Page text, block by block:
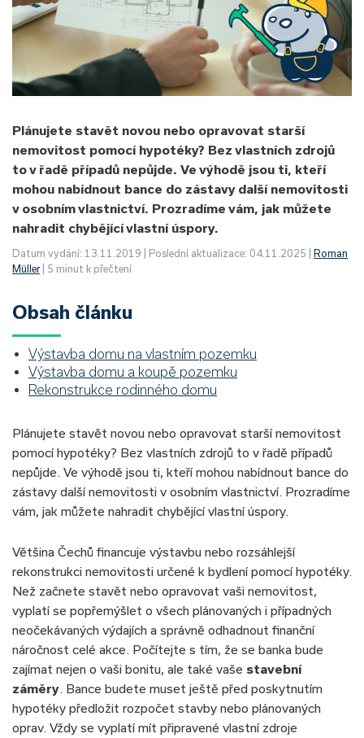
Plánujete stavět novou nebo opravovat starší
nemovitost pomocí hypotéky? Bez vlastních zdrojů
to v řadě případů nepůjde. Ve výhodě jsou ti, kteří
mohou nabídnout bance do zástavy další nemovitosti
v osobním vlastnictví. Prozradíme vám, jak můžete
nahradit chybějící vlastní úspory.
Datum vydání: 13.11.2019 | Poslední aktualizace: 04.11.2025 | Roman
Müller| 5 minut k přečtení
Obsah článku
Výstavba domu na vlastním pozemku
Výstavba domu a koupě pozemku
Rekonstrukce rodinného domu
Plánujete stavět novou nebo opravovat starší nemovitost
pomocí hypotéky? Bez vlastních zdrojů to v řadě případů
nepůjde. Ve výhodě jsou ti, kteří mohou nabídnout bance do
zástavy další nemovitosti v osobním vlastnictví. Prozradíme
vám, jak můžete nahradit chybějící vlastní úspory.
Většina Čechů financuje výstavbu nebo rozsáhlejší
rekonstrukci nemovitosti určené k bydlení pomocí hypotéky.
Než začnete stavět nebo opravovat vaši nemovitost,
vyplatí se popřemýšlet o všech plánovaných i případných
neočekávaných výdajích a správně odhadnout finanční
náročnost celé akce. Počítejte s tím, že se banka bude
zajímat nejen o vaši bonitu, ale také vaše stavební
záměry. Bance budete muset ještě před poskytnutím
hypotéky předložit rozpočet stavby nebo plánovaných
oprav. Vždy se vyplatí mít připravené vlastní zdroje